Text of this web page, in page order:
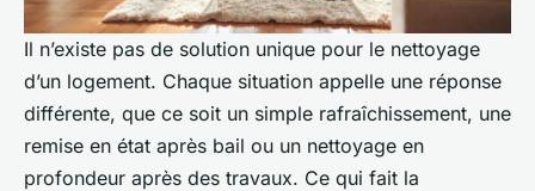
Il n’existe pas de solution unique pour le nettoyage
d’un logement. Chaque situation appelle une réponse
différente, que ce soit un simple rafraîchissement, une
remise en état après bail ou un nettoyage en
profondeur après des travaux. Ce qui fait la